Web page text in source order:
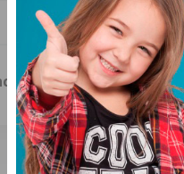
com ostermos e